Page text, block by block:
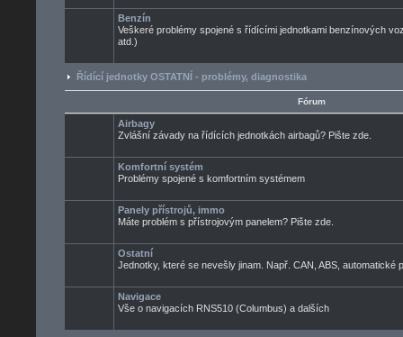
Benzín
Veškeré problémy spojené s řídícími jednotkami benzínových
atd.)
Řídící jednotky OSTATNÍ - problémy, diagnostika
Fórum
Airbagy
Zvlášní závady na řídících jednotkách airbagů? Pište zde.
Komfortní systém
Problémy spojené s komfortním systémem
Panely přístrojů, immo
Máte problém s přístrojovým panelem? Pište zde.
Ostatní
Jednotky, které se nevešly jinam. Např. CAN, ABS, automatické
Navigace
Vše o navigacích RNS510 (Columbus) a dalších